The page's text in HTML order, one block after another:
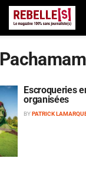
Escroqueries
organisées
BYPATRICK